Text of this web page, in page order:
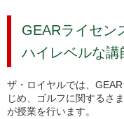
GEARライセン
ハイレベルな講
ザ・ロイヤルでは、
じめ、ゴルフに関するさ
が授業を行います。